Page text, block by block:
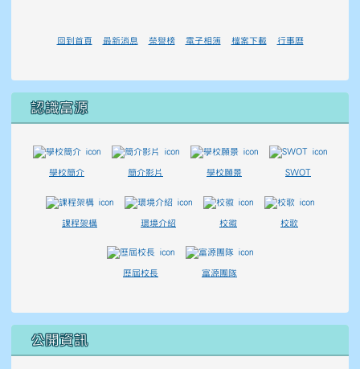
回到首頁 最新消息 榮譽榜 電子相簿 檔案下載 行事曆
認識富源
學校簡介 簡介影片 學校願景 SWOT
課程架構 環境介紹 校徽 校歌
歷屆校長 富源團隊
公開資訊